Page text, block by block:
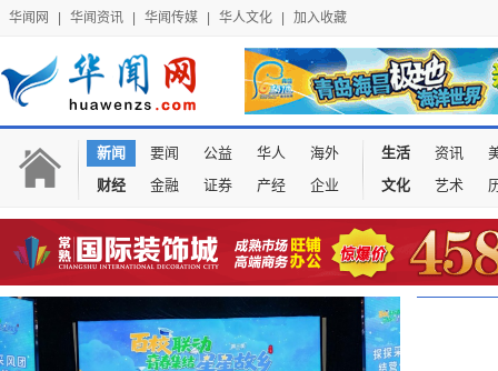
华闻网 华闻资讯 华闻传媒 华人文化 加入收藏
新闻 要闻 公益 华人
海外
财经
金融 证券 产经 企业
生活 资讯
文化
艺术